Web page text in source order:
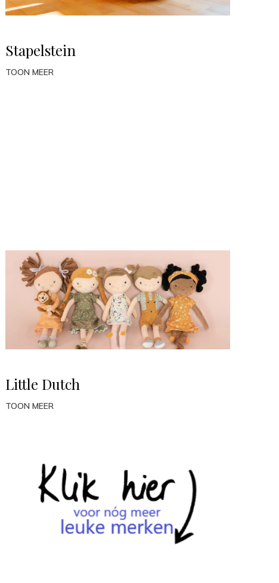
Stapelstein
TOON MEER
Little Dutch
TOON MEER